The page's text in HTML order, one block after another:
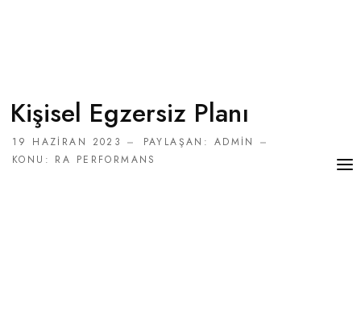
Kişisel Egzersiz Planı
19 HAZIRAN 2023 PAYLAŞAN: ADMIN
KONU: RA PERFORMANS